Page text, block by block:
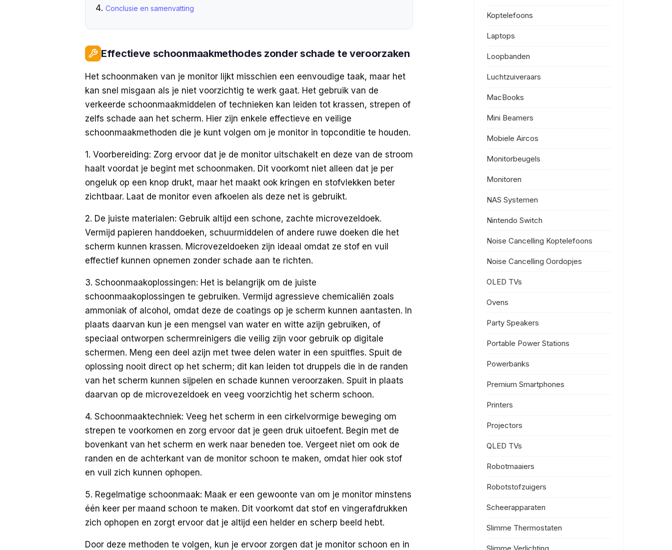
Conclusie en samenvatting
Effectieve schoonmaakmethodes zonder schade te veroorzaken
Het schoonmaken van je monitor lijkt misschien een eenvoudige taak, maar het
kan snel misgaan als je niet voorzichtig te werk gaat. Het gebruik van de
verkeerde schoonmaakmiddelen of technieken kan leiden tot krassen, strepen of
zelfs schade aan het scherm. Hier zijn enkele effectieve en veilige
schoonmaakmethoden die je kunt volgen om je monitor in topconditie te houden.
1. Voorbereiding: Zorg ervoor dat je de monitor uitschakelt en deze van de stroom
haalt voordat je begint met schoonmaken. Dit voorkomt niet alleen dat je per
ongeluk op een knop drukt, maar het maakt ook kringen en stofvlekken beter
zichtbaar. Laat de monitor even afkoelen als deze net is gebruikt.
2. De juiste materialen: Gebruik altijd een schone, zachte microvezeldoek.
Vermijd papieren handdoeken, schuurmiddelen of andere ruwe doeken die het
scherm kunnen krassen. Microvezeldoeken zijn ideaal omdat ze stof en vuil
effectief kunnen opnemen zonder schade aan te richten.
3. Schoonmaakoplossingen: Het is belangrijk om de juiste
schoonmaakoplossingen te gebruiken. Vermijd agressieve chemicaliën zoals
ammoniak of alcohol, omdat deze de coatings op je scherm kunnen aantasten. In
plaats daarvan kun je een mengsel van water en witte azijn gebruiken, of
speciaal ontworpen schermreinigers die veilig zijn voor gebruik op digitale
schermen. Meng een deel azijn met twee delen water in een spuitfles. Spuit de
oplossing nooit direct op het scherm; dit kan leiden tot druppels die in de randen
van het scherm kunnen sijpelen en schade kunnen veroorzaken. Spuit in plaats
daarvan op de microvezeldoek en veeg voorzichtig het scherm schoon.
4. Schoonmaaktechniek: Veeg het scherm in een cirkelvormige beweging om
strepen te voorkomen en zorg ervoor dat je geen druk uitoefent. Begin met de
bovenkant van het scherm en werk naar beneden toe. Vergeet niet om ook de
randen en de achterkant van de monitor schoon te maken, omdat hier ook stof
en vuil zich kunnen ophopen.
5. Regelmatige schoonmaak: Maak er een gewoonte van om je monitor minstens
één keer per maand schoon te maken. Dit voorkomt dat stof en vingerafdrukken
zich ophopen en zorgt ervoor dat je altijd een helder en scherp beeld hebt.
Door deze methoden te volgen, kun je ervoor zorgen dat je monitor schoon en in
Koptelefoons
Laptops
Loopbanden
Luchtzuiveraars
MacBooks
Mini Beamers
Mobiele Aircos
Monitorbeugels
Monitoren
NAS Systemen
Nintendo Switch
Noise Cancelling Koptelefoons
Noise Cancelling Oordopjes
OLED TVs
Ovens
Party Speakers
Portable Power Stations
Powerbanks
Premium Smartphones
Printers
Projectors
QLED TVs
Robotmaaiers
Robotstofzuigers
Scheerapparaten
Slimme Thermostaten